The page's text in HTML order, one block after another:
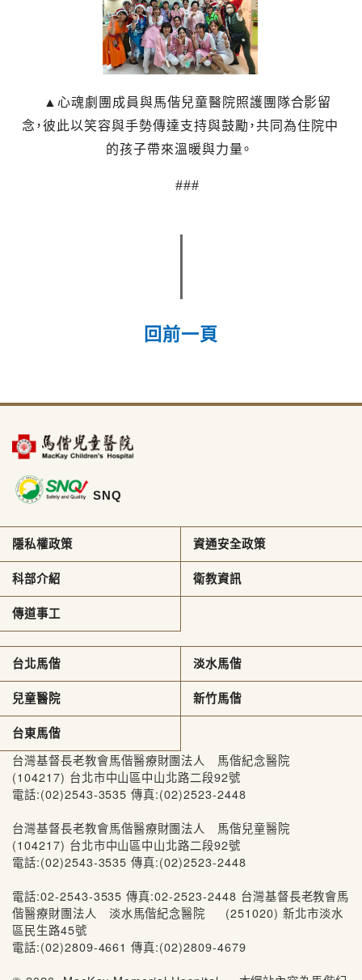
▲心魂劇團成員與馬偕兒童醫院照護團隊合影留
念，彼此以笑容與手勢傳達支持與鼓勵，共同為住院中
的孩子帶來溫暖與力量。
###
回前一頁
SNQ
隱私權政策 資通安全政策
科部介紹 衛教資訊
傳道事工
台北馬偕 淡水馬偕
兒童醫院 新竹馬偕
台東馬偕
台灣基督長老教會馬偕醫療財團法人 馬偕紀念醫院
(104217) 台北市中山區中山北路二段92號
電話:(02)2543-3535 傳真:(02)2523-2448
台灣基督長老教會馬偕醫療財團法人 馬偕兒童醫院
(104217) 台北市中山區中山北路二段92號
電話:(02)2543-3535 傳真:(02)2523-2448
電話:02-2543-3535 傳真:02-2523-2448 台灣基督長老教會馬
偕醫療財團法人 淡水馬偕紀念醫院 (251020) 新北市淡水
區民生路45號
電話:(02)2809-4661 傳真:(02)2809-4679